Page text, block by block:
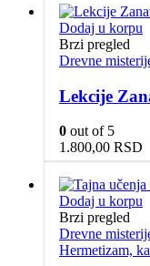
Dodaj u korpu
Brzi pregled
Drevne
Lekcije
0 out of 5
1.800,00 RSD
Dodaj u korpu
Brzi pregled
Drevne
Hermetizam,